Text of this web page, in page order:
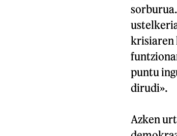
krisiaren
puntu
dirudi».
Azken